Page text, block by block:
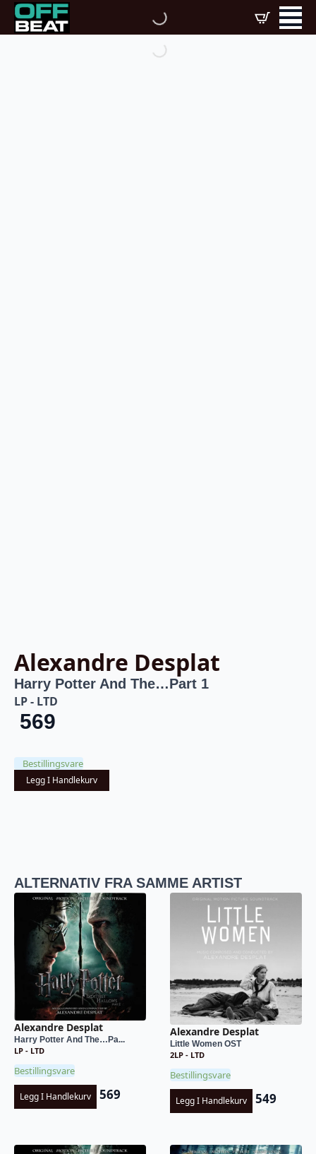
Alexandre Desplat
Harry Potter And The…Part 1
LP - LTD
569
Bestillingsvare
Legg I Handlekurv
ALTERNATIV FRA SAMME ARTIST
Alexandre Desplat
Harry Potter And The…Pa...
LP - LTD
Bestillingsvare
Legg I Handlekurv 569
Alexandre Desplat
Little Women OST
2LP - LTD
Bestillingsvare
Legg I Handlekurv 549